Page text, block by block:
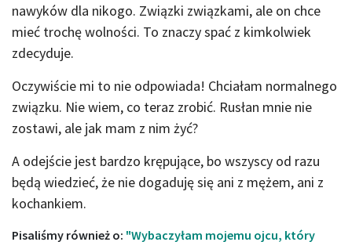
nawyków dla nikogo. Związki związkami, ale on chce
mieć trochę wolności. To znaczy spać z kimkolwiek
zdecyduje.
Oczywiście mi to nie odpowiada! Chciałam normalnego
związku. Nie wiem, co teraz zrobić. Rusłan mnie nie
zostawi, ale jak mam z nim żyć?
A odejście jest bardzo krępujące, bo wszyscy od razu
będą wiedzieć, że nie dogaduję się ani z mężem, ani z
kochankiem.
Pisaliśmy również o: "Wybaczyłam mojemu ojcu, który